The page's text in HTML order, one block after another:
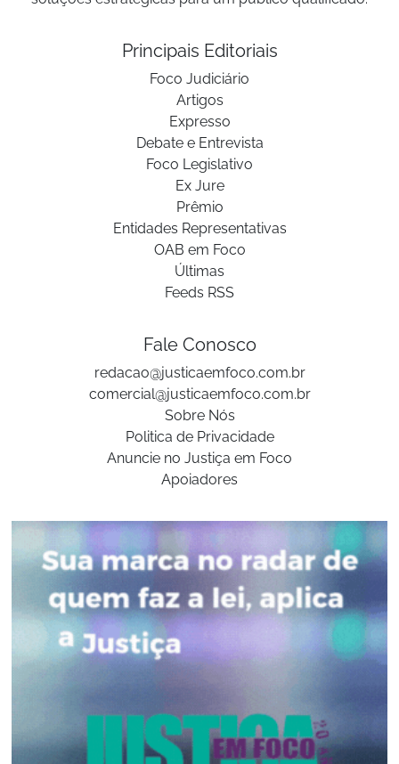
Principais Editoriais
Foco Judiciário
Artigos
Expresso
Debate e Entrevista
Foco Legislativo
Ex Jure
Prêmio
Entidades Representativas
OAB em Foco
Últimas
Feeds RSS
Fale Conosco
redacao@justicaemfoco.com.br
comercial@justicaemfoco.com.br
Sobre Nós
Politica de Privacidade
Anuncie no Justiça em Foco
Apoiadores